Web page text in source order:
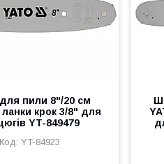
пили 8"/20 см
ланки крок 3/8" для
YT-849479
YT-84923